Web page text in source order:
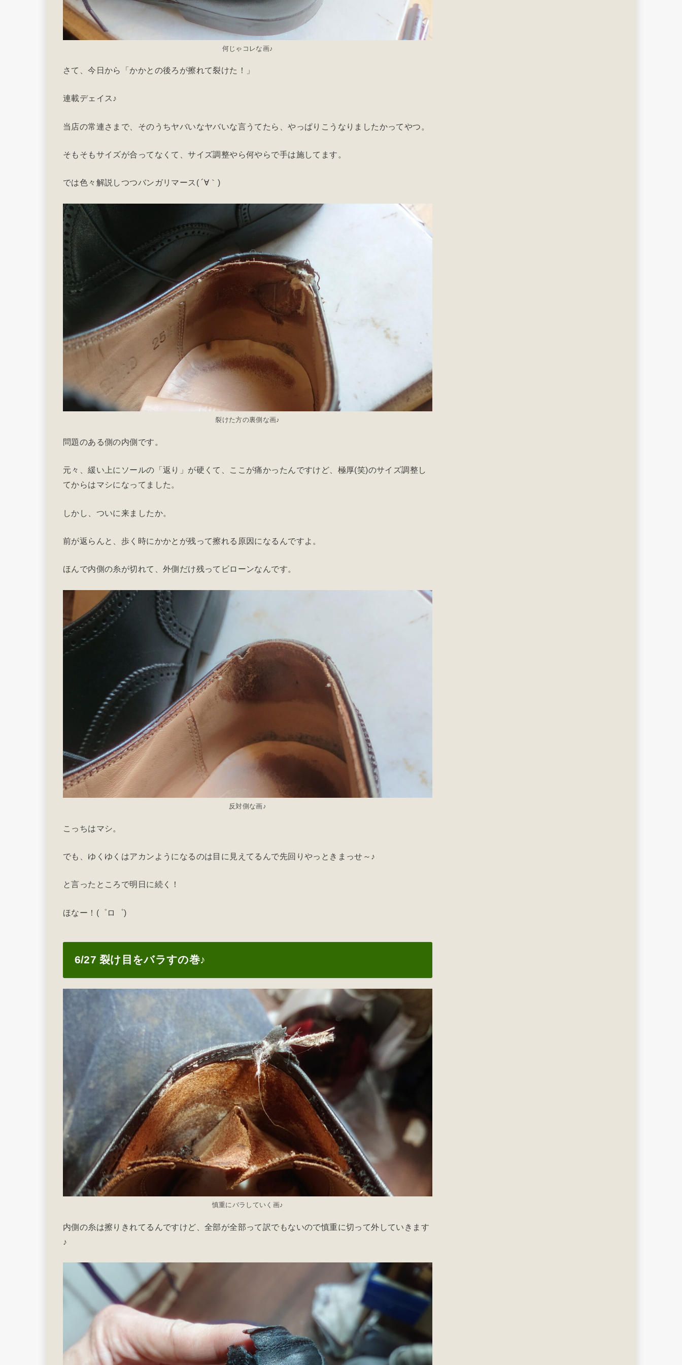
何じゃコレな画♪
さて、今日から「かかとの後ろが擦れて裂けた！」
連載デェイス♪
当店の常連さまで、そのうちヤバいなヤバいな言うてたら、やっぱりこうなりましたかってやつ。
そもそもサイズが合ってなくて、サイズ調整やら何やらで手は施してます。
では色々解説しつつバンガリマース( ´∀｀)
裂けた方の裏側な画♪
問題のある側の内側です。
元々、緩い上にソールの「返り」が硬くて、ここが痛かったんですけど、極厚(笑)のサイズ調整し
てからはマシになってました。
しかし、ついに来ましたか。
前が返らんと、歩く時にかかとが残って擦れる原因になるんですよ。
ほんで内側の糸が切れて、外側だけ残ってビローンなんです。
反対側な画♪
こっちはマシ。
でも、ゆくゆくはアカンようになるのは目に見えてるんで先回りやっときまっせ～♪
と言ったところで明日に続く！
ほなー！(゜ロ゜)
6/27 裂け目をバラすの巻♪
慎重にバラしていく画♪
内側の糸は擦りきれてるんですけど、全部が全部って訳でもないので慎重に切って外していきます
♪